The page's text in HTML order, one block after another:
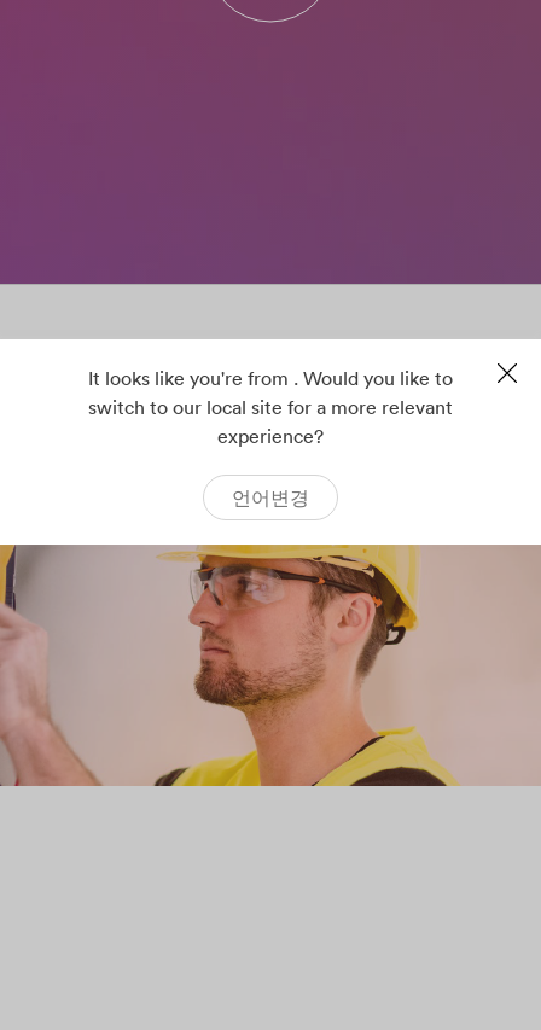
It looks like you're from . Would you like to
switch to our local site for a more relevant
experience?
언어변경